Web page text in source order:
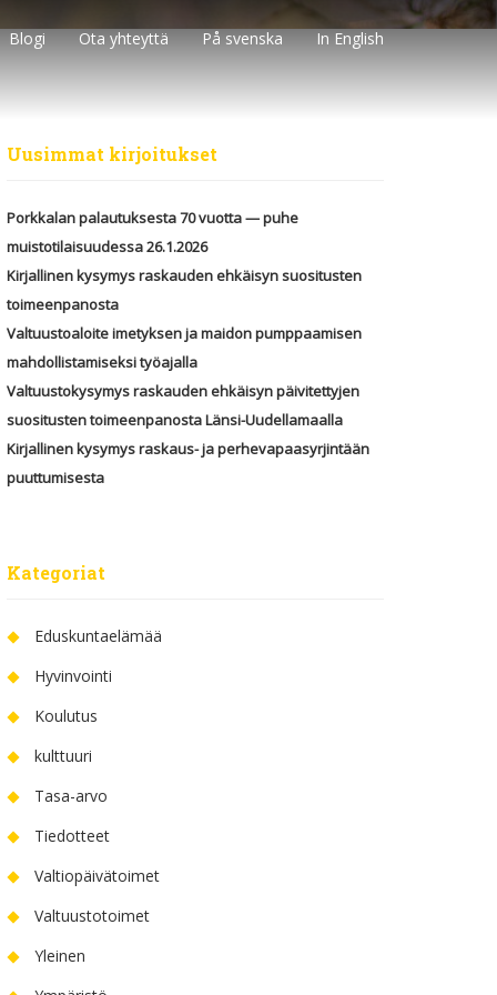
Blogi Ota yhteyttä På svenska In English
Uusimmat kirjoitukset
Porkkalan palautuksesta 70 vuotta — puhe
muistotilaisuudessa 26.1.2026
Kirjallinen kysymys raskauden ehkäisyn suositusten
toimeenpanosta
Valtuustoaloite imetyksen ja maidon pumppaamisen
mahdollistamiseksi työajalla
Valtuustokysymys raskauden ehkäisyn päivitettyjen
suositusten toimeenpanosta Länsi-Uudellamaalla
Kirjallinen kysymys raskaus- ja perhevapaasyrjintään
puuttumisesta
Kategoriat
Eduskuntaelämää
Hyvinvointi
Koulutus
kulttuuri
Tasa-arvo
Tiedotteet
Valtiopäivätoimet
Valtuustotoimet
Yleinen